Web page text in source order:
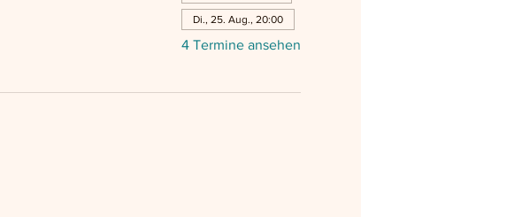
Di., 25. Aug., 20:00
4 Termine ansehen